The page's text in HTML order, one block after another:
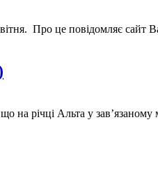
Про це повідомляє сайт
на річці Альта у